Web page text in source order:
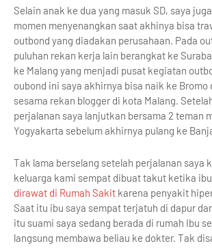
Selain anak ke dua yang masuk SD, saya
momen menyenangkan saat akhinya bisa
outbond yang diadakan perusahaan. Pada
puluhan rekan kerja lain berangkat ke
ke Malang yang menjadi pusat kegiatan
oubond ini saya akhirnya bisa naik ke Bromo
sesama rekan blogger di kota Malang.
perjalanan saya lanjutkan bersama 2 teman
Yogyakarta sebelum akhirnya pulang ke
Tak lama berselang setelah perjalanan saya
keluarga kami sempat dibuat takut ketika
dirawat di Rumah Sakit karena penyakit
Saat itu ibu saya sempat terjatuh di dapur
itu suami saya sedang berada di rumah Ibu
langsung membawa beliau ke dokter. Tak